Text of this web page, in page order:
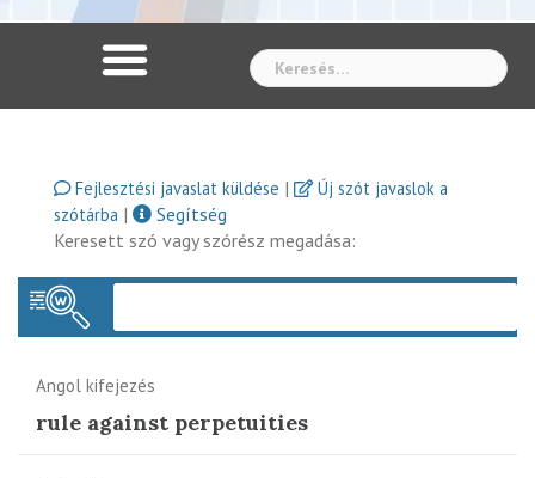
Fejlesztési javaslat küldése |
Új szót javaslok a
szótárba |
Segítség
Keresett szó vagy szórész megadása:
Angol kifejezés
rule against perpetuities